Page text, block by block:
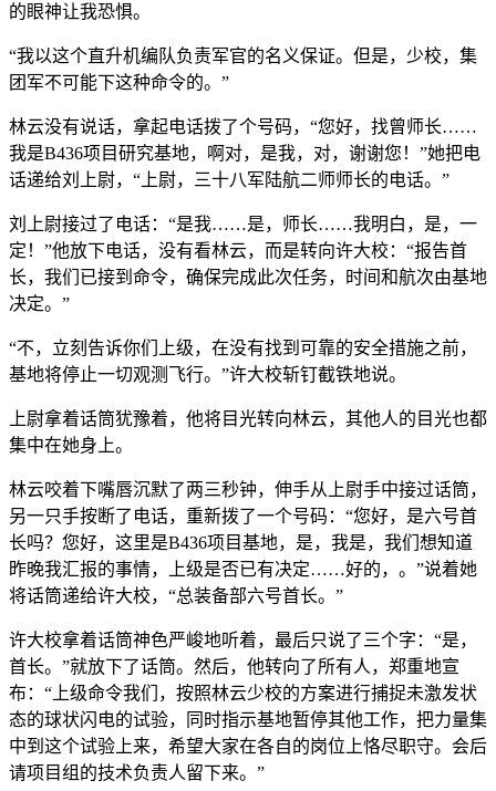
的眼神让我恐惧。
“我以这个直升机编队负责军官的名义保证。但是，少校，集
团军不可能下这种命令的。”
林云没有说话，拿起电话拨了个号码，“您好，找曾师长……
我是B436项目研究基地，啊对，是我，对，谢谢您！”她把电
话递给刘上尉，“上尉，三十八军陆航二师师长的电话。”
刘上尉接过了电话：“是我……是，师长……我明白，是，一
定！”他放下电话，没有看林云，而是转向许大校：“报告首
长，我们已接到命令，确保完成此次任务，时间和航次由基地
决定。”
“不，立刻告诉你们上级，在没有找到可靠的安全措施之前，
基地将停止一切观测飞行。”许大校斩钉截铁地说。
上尉拿着话筒犹豫着，他将目光转向林云，其他人的目光也都
集中在她身上。
林云咬着下嘴唇沉默了两三秒钟，伸手从上尉手中接过话筒，
另一只手按断了电话，重新拨了一个号码：“您好，是六号首
长吗？您好，这里是B436项目基地，是，我是，我们想知道
昨晚我汇报的事情，上级是否已有决定……好的，。”说着她
将话筒递给许大校，“总装备部六号首长。”
许大校拿着话筒神色严峻地听着，最后只说了三个字：“是，
首长。”就放下了话筒。然后，他转向了所有人，郑重地宣
布：“上级命令我们，按照林云少校的方案进行捕捉未激发状
态的球状闪电的试验，同时指示基地暂停其他工作，把力量集
中到这个试验上来，希望大家在各自的岗位上恪尽职守。会后
请项目组的技术负责人留下来。”